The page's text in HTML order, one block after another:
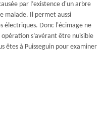
par l’existence d'un arbre
malade. Il permet aussi
électriques. Donc l'écimage ne
s’avérant être nuisible
êtes à Puisseguin pour examiner